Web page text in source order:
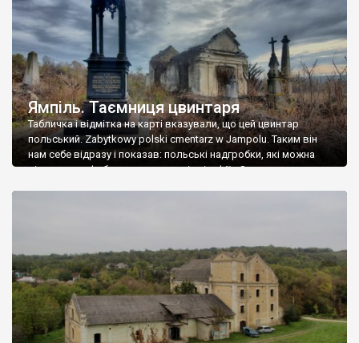
Ямпіль. Таємниця цвинтаря
Табличка і відмітка на карті вказували, що цей цвинтар
польський. Zabytkowy polski cmentarz w Jampolu. Таким він
нам себе відразу і показав: польські надгробки, які можна
віднести до фабричних, польські епітафії… Загалом цвинтар